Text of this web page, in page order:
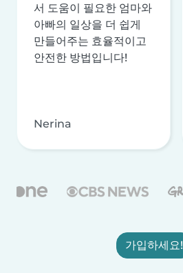
서 도움이 필요한 엄마와
아빠의 일상을 더 쉽게
만들어주는 효율적이고
안전한 방법입니다!
Nerina
가입하세요!